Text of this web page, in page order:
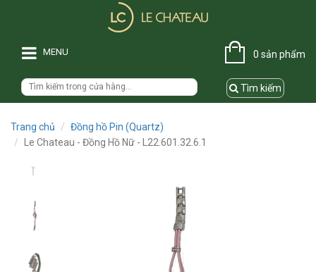
MENU 0 sản phẩm
Tìm kiếm
Trang chủ
Đồng hồ Pin (Quartz)
Le Chateau - Đồng Hồ Nữ - L22.601.32.6.1